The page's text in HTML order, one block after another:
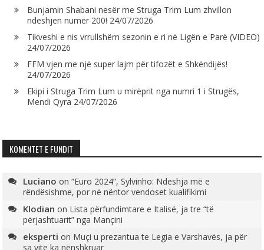
Bunjamin Shabani nesër me Struga Trim Lum zhvillon
ndeshjen numër 200! 24/07/2026
Tikveshi e nis vrrullshëm sezonin e ri në Ligën e Parë (VIDEO)
24/07/2026
FFM vjen me një super lajm për tifozët e Shkëndijës!
24/07/2026
Ekipi i Struga Trim Lum u mirëprit nga numri 1 i Strugës,
Mendi Qyra 24/07/2026
KOMENTET E FUNDIT
Luciano on“Euro 2024”, Sylvinho: Ndeshja më e
rëndësishme, por në nëntor vendoset kualifikimi
Klodian on Lista përfundimtare e Italisë, ja tre “të
përjashtuarit” nga Mançini
eksperti on Muçi u prezantua te Legia e Varshavës, ja për
sa vite ka nënshkruar